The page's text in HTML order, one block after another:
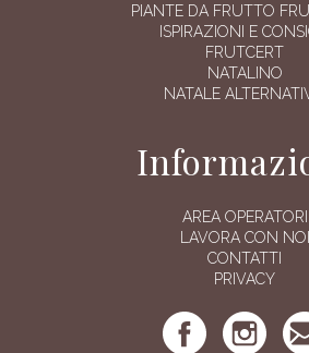
PIANTE DA FRUTTO
ISPIRAZIONI E
FRUTCERT
NATALINO
NATALE
AREA OPERATORI
LAVORA CON NOI
CONTATTI
PRIVACY